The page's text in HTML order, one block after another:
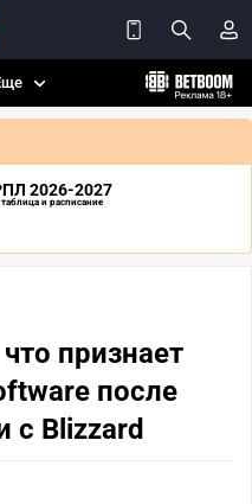
2026-2027
таблица и расписание
признает
после
с Blizzard